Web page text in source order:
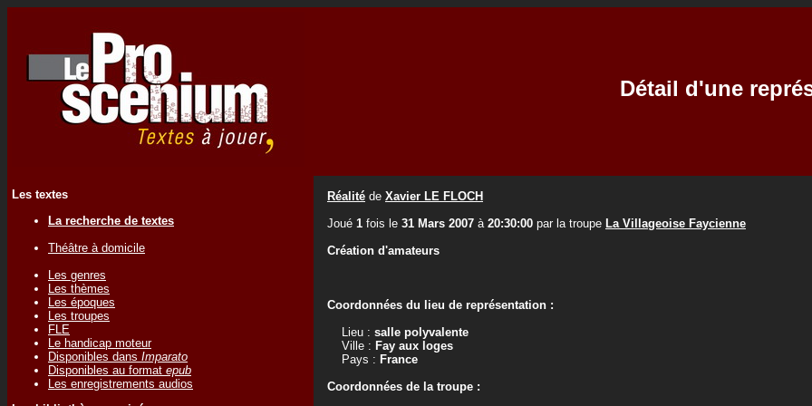
Détail d'une
Les textes
La recherche de textes
Théâtre à domicile
Les genres
Les thèmes
Les époques
Les troupes
FLE
Le handicap moteur
Disponibles dans Imparato
Disponibles au format epub
Les enregistrements audios
Réalité de Xavier LE FLOCH
Joué 1 fois le 31 Mars 2007 à 20:30:00 par la troupe La Villageoise Faycienne
Création d'amateurs
Coordonnées du lieu de représentation :
Lieu : salle polyvalente
Ville : Fay aux loges
Pays : France
Coordonnées de la troupe :